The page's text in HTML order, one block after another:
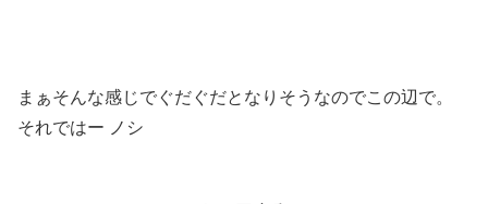
まぁそんな感じでぐだぐだとなりそうなのでこの辺で。
それではー ノシ